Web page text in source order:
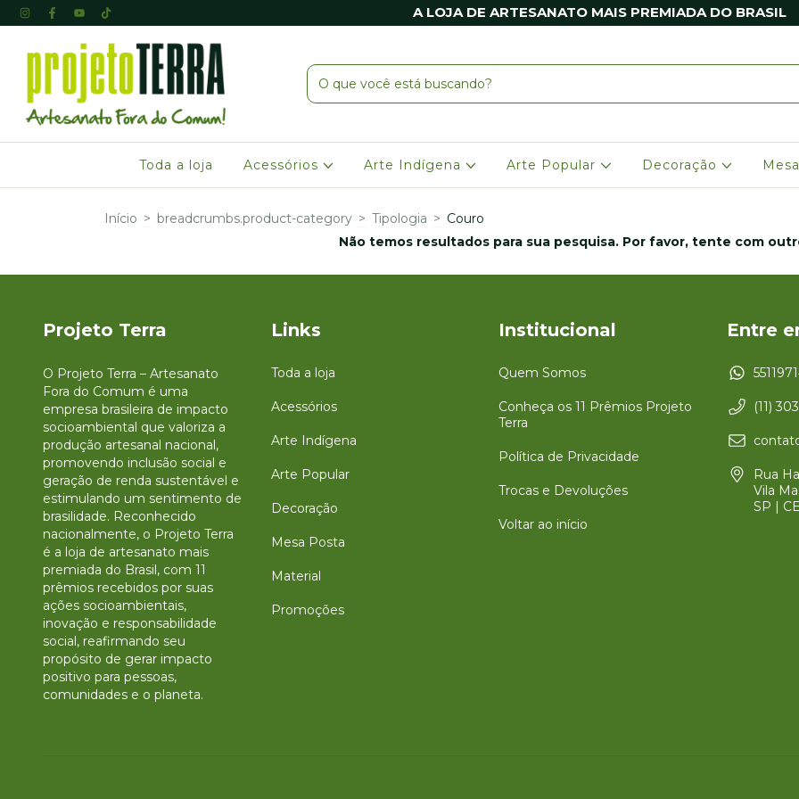
A LOJA DE ARTESANATO MAIS PREMIADA DO BRASIL
Toda a loja Acessórios Arte Indígena Arte Popular Decoração
Início > breadcrumbs.product-category > Tipologia > Couro
Não temos resultados para sua pesquisa. Por favor, tente com
Projeto Terra
O Projeto Terra – Artesanato
Fora do Comum é uma
empresa brasileira de impacto
socioambiental que valoriza a
produção artesanal nacional,
promovendo inclusão social e
geração de renda sustentável e
estimulando um sentimento de
brasilidade. Reconhecido
nacionalmente, o Projeto Terra
é a loja de artesanato mais
premiada do Brasil, com 11
prêmios recebidos por suas
ações socioambientais,
inovação e responsabilidade
social, reafirmando seu
propósito de gerar impacto
positivo para pessoas,
comunidades e o planeta.
Links
Toda a loja
Acessórios
Arte Indígena
Arte Popular
Decoração
Mesa Posta
Material
Promoções
Institucional
Quem Somos
Conheça os 11 Prêmios Projeto
Terra
Política de Privacidade
Trocas e Devoluções
Voltar ao início
Entre
(11)
Rua
Vila
SP |